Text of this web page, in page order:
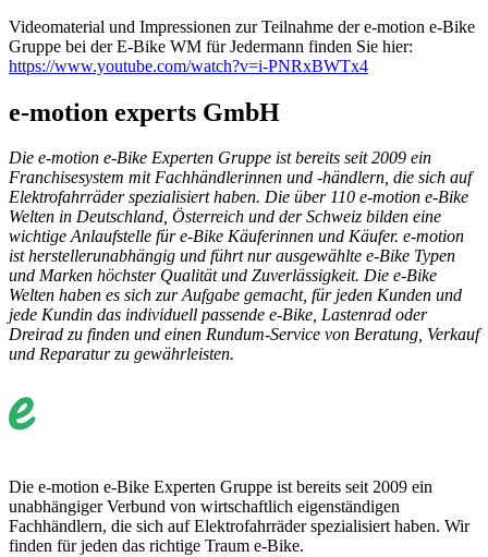
Videomaterial und Impressionen zur Teilnahme der e-motion e-Bike
Gruppe bei der E-Bike WM für Jedermann finden Sie hier:
https://www.youtube.com/watch?v=i-PNRxBWTx4
e-motion experts GmbH
Die e-motion e-Bike Experten Gruppe ist bereits seit 2009 ein
Franchisesystem mit Fachhändlerinnen und -händlern, die sich auf
Elektrofahrräder spezialisiert haben. Die über 110 e-motion e-Bike
Welten in Deutschland, Österreich und der Schweiz bilden eine
wichtige Anlaufstelle für e-Bike Käuferinnen und Käufer. e-motion
ist herstellerunabhängig und führt nur ausgewählte e-Bike Typen
und Marken höchster Qualität und Zuverlässigkeit. Die e-Bike
Welten haben es sich zur Aufgabe gemacht, für jeden Kunden und
jede Kundin das individuell passende e-Bike, Lastenrad oder
Dreirad zu finden und einen Rundum-Service von Beratung, Verkauf
und Reparatur zu gewährleisten.
Die e-motion e-Bike Experten Gruppe ist bereits seit 2009 ein
unabhängiger Verbund von wirtschaftlich eigenständigen
Fachhändlern, die sich auf Elektrofahrräder spezialisiert haben. Wir
finden für jeden das richtige Traum e-Bike.